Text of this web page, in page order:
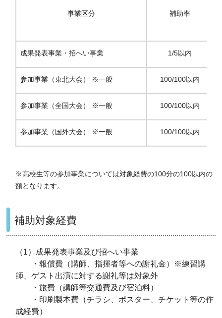
事業区分 補助率
成果発表事業・招へい事業 1/5以内
参加事業（東北大会） ※一般 100/100以内
参加事業（全国大会） ※一般 100/100以内
参加事業（国外大会） ※一般 100/100以内
※高校生等の参加事業については対象経費の100分の100以内の
額となります。
補助対象経費
（1）成果発表事業及び招へい事業
・報償費（講師、指揮者等への謝礼金）※練習講
師、ゲスト出演に対する謝礼等は対象外
・旅費（講師等交通費及び宿泊料）
・印刷製本費（チラシ、ポスター、チケット等の作
成経費）